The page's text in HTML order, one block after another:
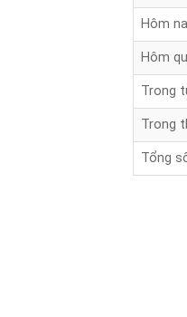
Hôm
Hôm
Trong
Trong
Tổng